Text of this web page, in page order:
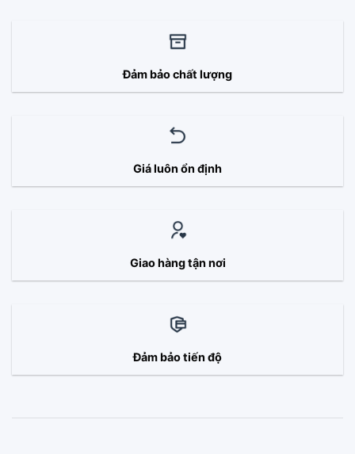
Đảm bảo chất lượng
Giá luôn ổn định
Giao hàng tận nơi
Đảm bảo tiến độ